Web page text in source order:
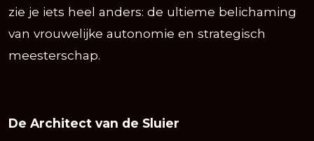
zie je iets heel anders: de ultieme belichaming
van vrouwelijke autonomie en strategisch
meesterschap.
De Architect van de Sluier